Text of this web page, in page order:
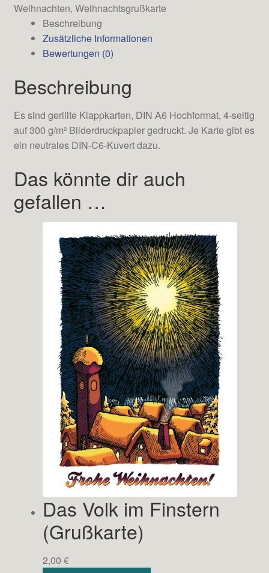
Weihnachten, Weihnachtsgrußkarte
Beschreibung
Zusätzliche Informationen
Bewertungen (0)
Beschreibung
Es sind gerillte Klappkarten, DIN A6 Hochformat, 4-seitig
auf 300 g/m² Bilderdruckpapier gedruckt. Je Karte gibt es
ein neutrales DIN-C6-Kuvert dazu.
Das könnte dir auch
gefallen …
Das Volk im Finstern
(Grußkarte)
2,00 €